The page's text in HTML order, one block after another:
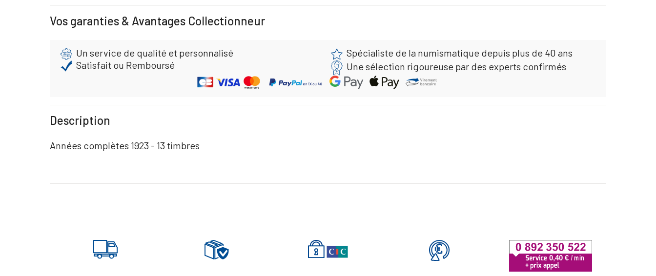
Vos garanties & Avantages Collectionneur
Un service de qualité et personnalisé
Spécialiste de la numismatique depuis plus de 40 ans
Satisfait ou Remboursé
Une sélection rigoureuse par des experts confirmés
Description
Années complètes 1923 - 13 timbres